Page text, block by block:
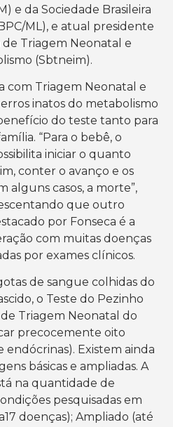
e da Sociedade Brasileira
ML), e atual presidente
de Triagem Neonatal e
(Sbtneim).
com Triagem Neonatal e
inatos do metabolismo
do teste tanto para
“Para o bebê, o
iniciar o quanto
conter o avanço e os
alguns casos, a morte”,
que outro
por Fonseca é a
com muitas doenças
por exames clínicos.
de sangue colhidas do
o Teste do Pezinho
Triagem Neonatal do
precocemente oito
endócrinas). Existem ainda
básicas e ampliadas. A
na quantidade de
pesquisadas em
doenças); Ampliado (até